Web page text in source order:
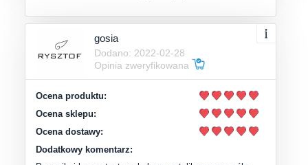
gosia
Dodano: 2022-02-28
Opinia zweryfikowana
Ocena produktu:
Ocena sklepu:
Ocena dostawy:
Dodatkowy komentarz: